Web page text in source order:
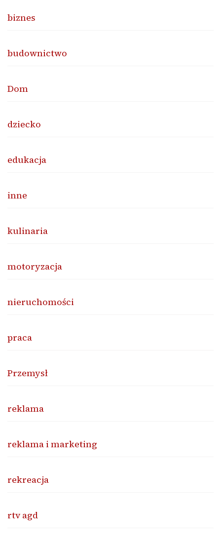
biznes
budownictwo
Dom
dziecko
edukacja
inne
kulinaria
motoryzacja
nieruchomości
praca
Przemysł
reklama
reklama i marketing
rekreacja
rtv agd